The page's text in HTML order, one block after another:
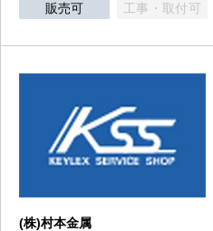
販売可 工事・取付可
(株)村本金属